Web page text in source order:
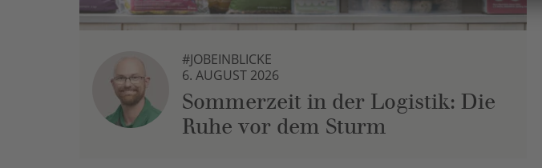
#JOBEINBLICKE
6. AUGUST 2026
Sommerzeit in der Logistik: Die
Ruhe vor dem Sturm